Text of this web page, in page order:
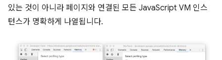
있는 것이 아니라 페이지와 연결된 모든 JavaScript VM 인스
턴스가 명확하게 나열됩니다.